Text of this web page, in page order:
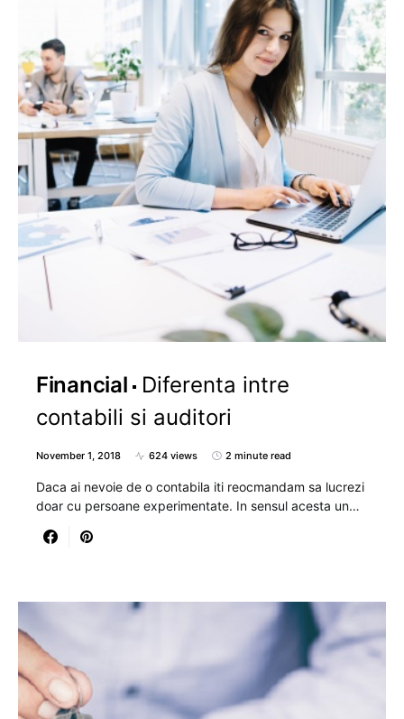
Financial
Diferenta intre
contabili si auditori
November 1, 2018 624 views 2 minute read
Daca ai nevoie de o contabila iti reocmandam sa lucrezi
doar cu persoane experimentate. In sensul acesta un…